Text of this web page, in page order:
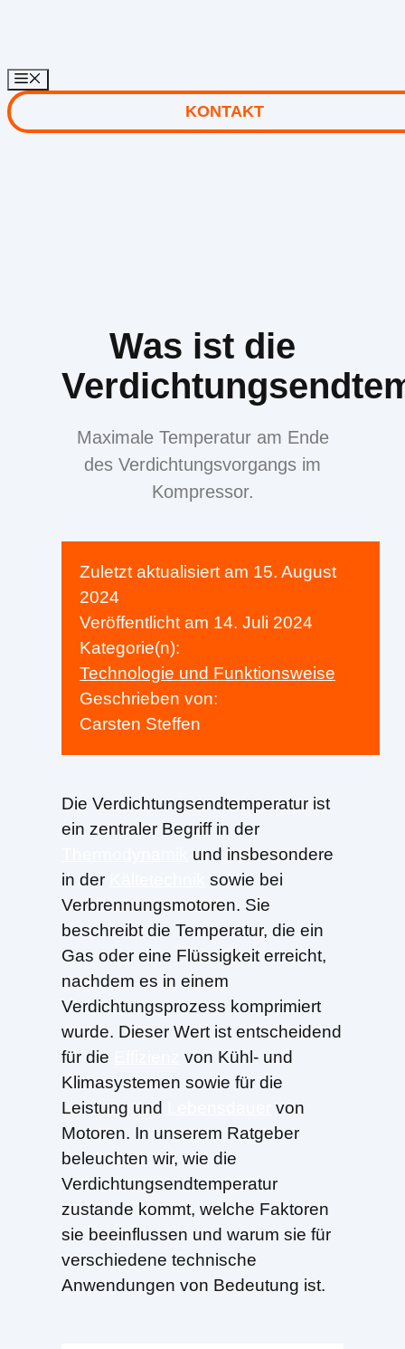
springen
KONTAKT
Was ist die
Maximale Temperatur am Ende
des Verdichtungsvorgangs im
Kompressor.
Zuletzt aktualisiert am 15. August
2024
Veröffentlicht am 14. Juli 2024
Kategorie(n):
Technologie und Funktionsweise
Geschrieben von:
Carsten Steffen
Die Verdichtungsendtemperatur ist
ein zentraler Begriff in der
und insbesondere
in der
sowie bei
Verbrennungsmotoren. Sie
beschreibt die Temperatur, die ein
Gas oder eine Flüssigkeit erreicht,
nachdem es in einem
Verdichtungsprozess komprimiert
wurde. Dieser Wert ist entscheidend
für die
von Kühl- und
Klimasystemen sowie für die
Leistung und
von
Motoren. In unserem Ratgeber
beleuchten wir, wie die
Verdichtungsendtemperatur
zustande kommt, welche Faktoren
sie beeinflussen und warum sie für
verschiedene technische
Anwendungen von Bedeutung ist.